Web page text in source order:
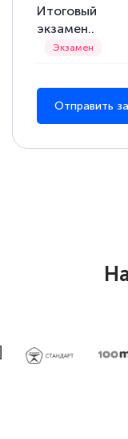
Итоговый
экзамен..
Отправить